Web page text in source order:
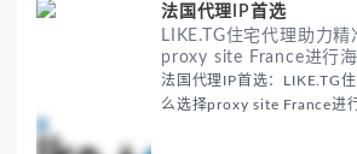
法国代理IP首选
LIKE.TG住宅代理助力
proxy site France进行海
法国代理IP首选：LIKE.TG
么选择proxy site France进